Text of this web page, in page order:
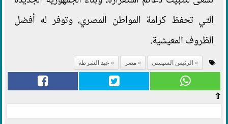
التي تحفظ كرامة المواطن المصري، وتوفر له أفضل
الظروف المعيشية.
الرئيس السيسي مصر عيد الشرطة
⇧